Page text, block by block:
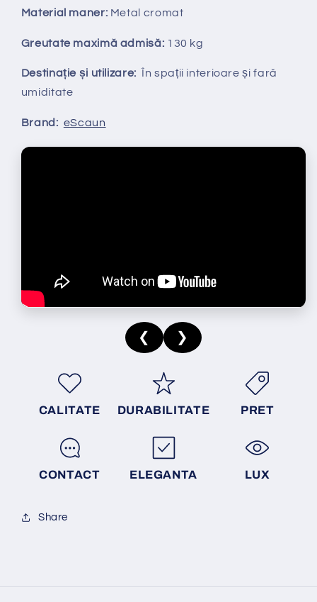
Material maner: Metal cromat
Greutate maximă admisă: 130 kg
Destinație și utilizare: În spații interioare și fară
umiditate
Brand: eScaun
❮ ❯
CALITATE DURABILITATE PRET
CONTACT ELEGANTA LUX
Share